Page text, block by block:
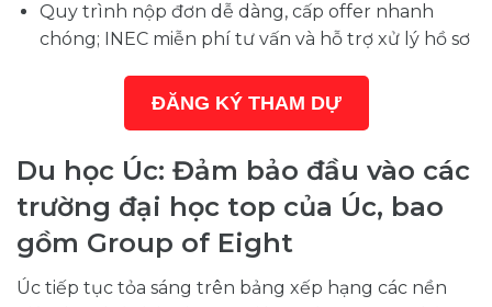
Quy trình nộp đơn dễ dàng, cấp offer nhanh
chóng; INEC miễn phí tư vấn và hỗ trợ xử lý hồ sơ
ĐĂNG KÝ THAM DỰ
Du học Úc: Đảm bảo đầu vào các
trường đại học top của Úc, bao
gồm Group of Eight
Úc tiếp tục tỏa sáng trên bảng xếp hạng các nền